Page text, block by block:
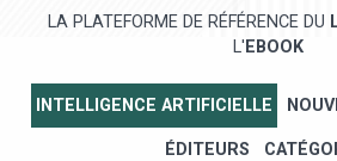
LA PLATEFORME DE RÉFÉRENCE DU
L' EBOOK
INTELLIGENCE ARTIFICIELLE
ÉDITEURS